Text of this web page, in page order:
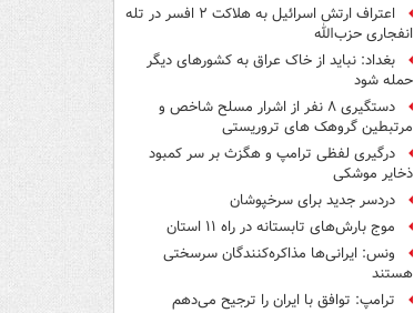
اعتراف ارتش اسرائیل به هلاکت ۲ افسر در تله
انفجاری حزب‌الله
بغداد: نباید از خاک عراق به کشورهای دیگر
حمله شود
دستگیری ۸ نفر از اشرار مسلح شاخص و
مرتبطین گروهک های تروریستی
درگیری لفظی ترامپ و هگزث بر سر کمبود
ذخایر موشکی
دردسر جدید برای سرخپوشان
موج بارش‌های تابستانه در راه ۱۱ استان
ونس: ایرانی‌ها مذاکره‌کنندگان سرسختی
هستند
ترامپ: توافق با ایران را ترجیح می‌دهم